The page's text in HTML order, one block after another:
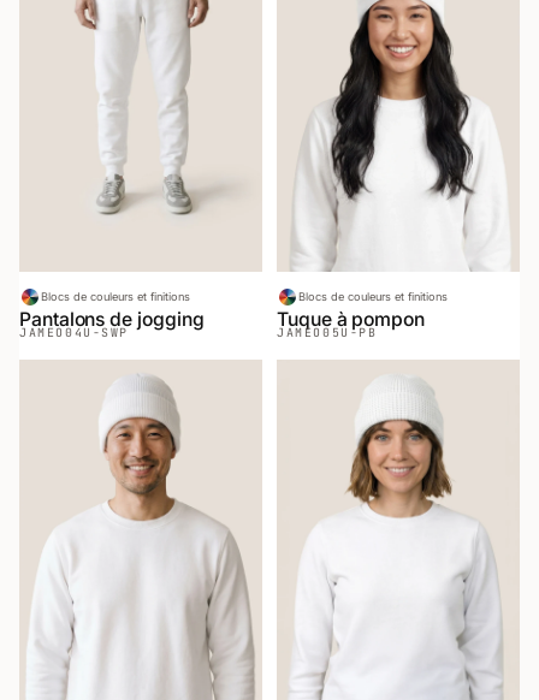
Blocs de couleurs et finitions
Pantalons de jogging
JAMEO04U-SWP
Blocs de couleurs et finitions
Tuque à pompon
JAMEO 05U-PB